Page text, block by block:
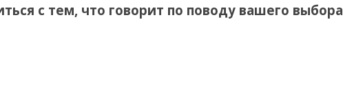
с тем, что говорит по поводу вашего выбора